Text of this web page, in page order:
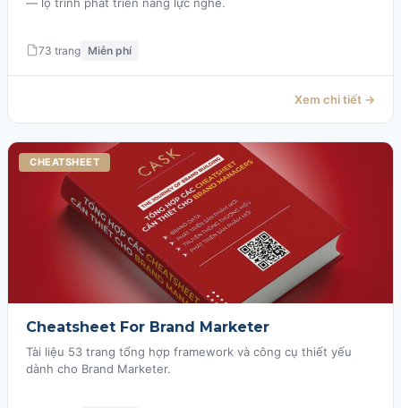
73 trang Miễn phí
Xem chi tiết →
CHEATSHEET
Cheatsheet For Brand Marketer
Tài liệu 53 trang tổng hợp framework và công cụ thiết yếu
dành cho Brand Marketer.